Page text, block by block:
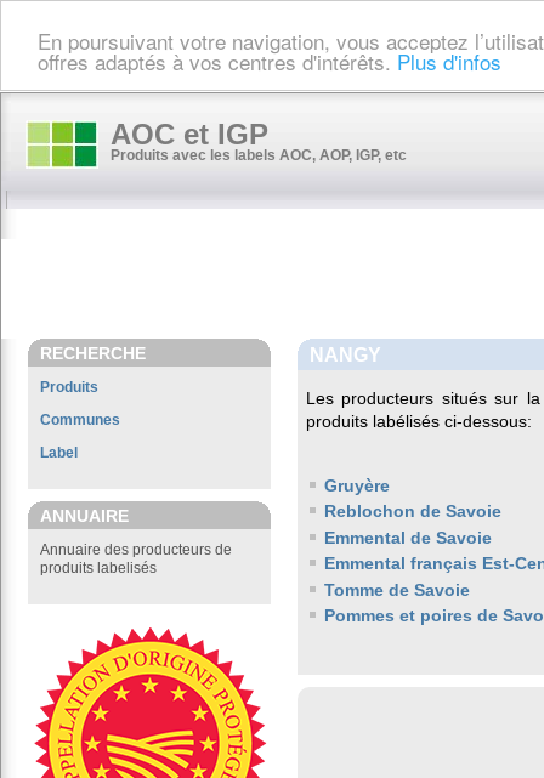
En poursuivant votre navigation, vous acceptez
offres adaptés à vos centres d'intérêts. Plus d'infos
AOC et IGP
Produits avec les labels AOC, AOP, IGP, etc
RECHERCHE
Produits
Communes
Label
ANNUAIRE
Annuaire des producteurs de
produits labelisés
NANGY
Les producteurs situés sur
produits labélisés ci-dessous:
Gruyère
Reblochon de Savoie
Emmental de Savoie
Emmental français Est-
Tomme de Savoie
Pommes et poires de